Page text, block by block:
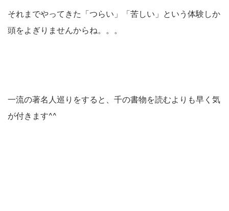
それまでやってきた「つらい」「苦しい」という体験しか
頭をよぎりませんからね。。。
一流の著名人巡りをすると、千の書物を読むよりも早く気
が付きます^^